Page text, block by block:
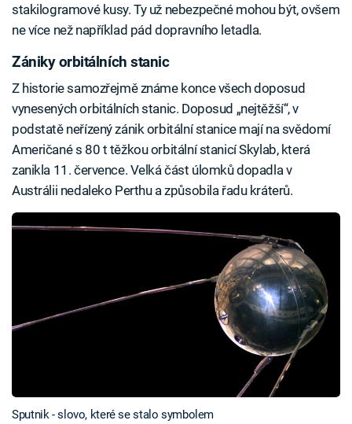
stakilogramové kusy. Ty už nebezpečné mohou být, ovšem
ne více než například pád dopravního letadla.
Zániky orbitálních stanic
Z historie samozřejmě známe konce všech doposud
vynesených orbitálních stanic. Doposud „nejtěžší“, v
podstatě neřízený zánik orbitální stanice mají na svědomí
Američané s 80 t těžkou orbitální stanicí Skylab, která
zanikla 11. července. Velká část úlomků dopadla v
Austrálii nedaleko Perthu a způsobila řadu kráterů.
Sputnik - slovo, které se stalo symbolem